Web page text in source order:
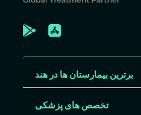
برترین بیمارستان ها در هند
تخصص های پزشکی